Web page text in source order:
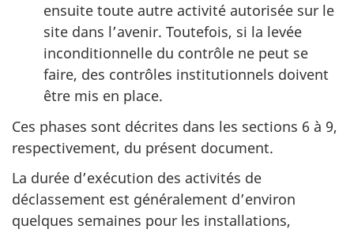
ensuite toute autre activité autorisée sur le
site dans l’avenir. Toutefois, si la levée
inconditionnelle du contrôle ne peut se
faire, des contrôles institutionnels doivent
être mis en place.
Ces phases sont décrites dans les sections 6 à 9,
respectivement, du présent document.
La durée d’exécution des activités de
déclassement est généralement d’environ
quelques semaines pour les installations,